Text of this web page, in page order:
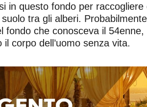
in questo fondo per
tra gli alberi.
fondo che conosceva il
corpo dell’uomo senza vita.